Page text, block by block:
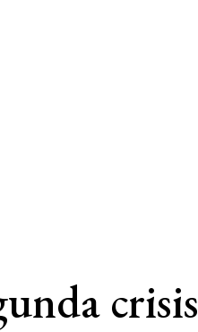
crisis